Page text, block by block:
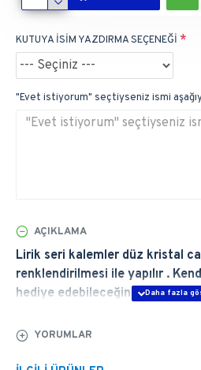
KUTUYA İSİM YAZDIRMA SEÇENEĞİ
"Evet istiyorum" seçtiyseniz ismi
AÇIKLAMA
Lirik seri kalemler düz kristal
renklendirilmesi ile yapılır .
hediye edebileceğiniz en şık
tıklayın.
YORUMLAR